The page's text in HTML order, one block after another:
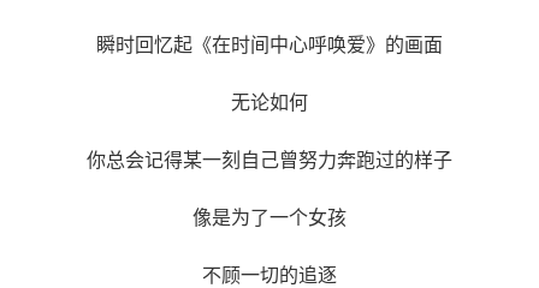
瞬时回忆起《在时间中心呼唤爱》的画面
无论如何
你总会记得某一刻自己曾努力奔跑过的样子
像是为了一个女孩
不顾一切的追逐